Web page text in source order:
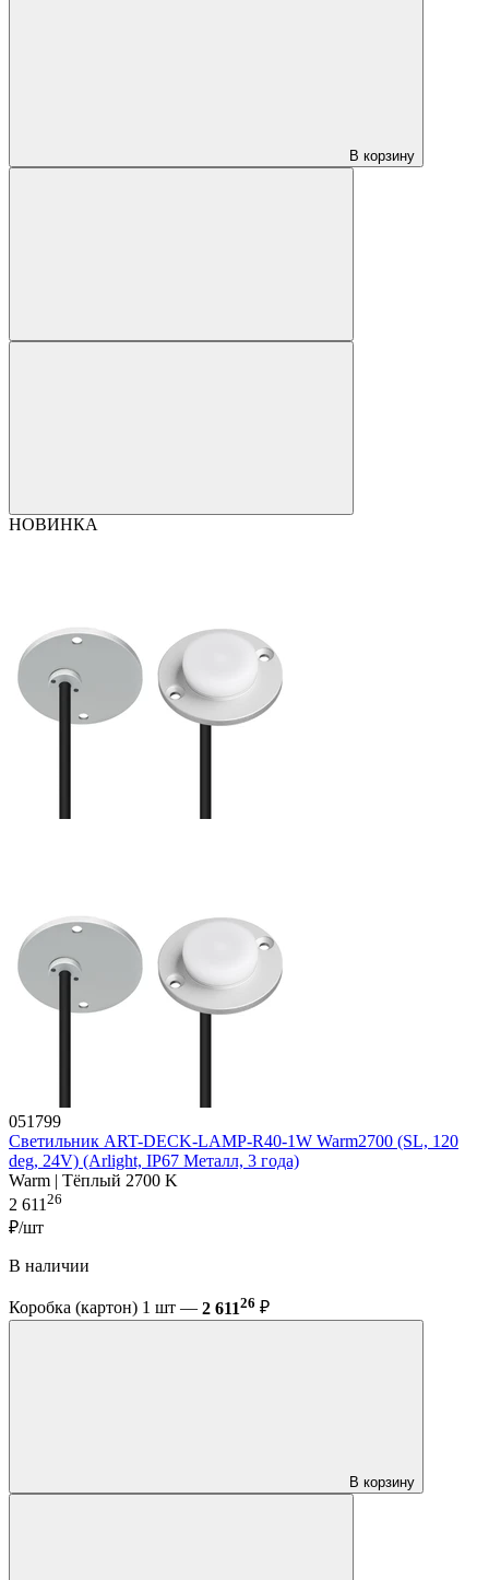
В корзину
НОВИНКА
051799
Светильник ART-DECK-LAMP-R40-1W Warm2700 (SL, 120
deg, 24V) (Arlight, IP67 Металл, 3 года)
Warm | Тёплый 2700 K
2 61126
₽/шт
В наличии
Коробка (картон) 1 шт — 2 61126 ₽
В корзину